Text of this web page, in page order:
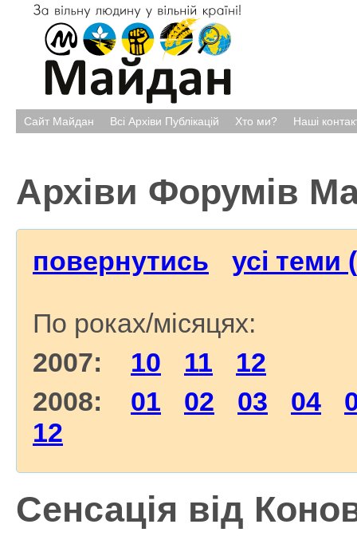
Сайт Майдан Всі Архіви Публікацій Хто ми? Наші
Архіви Форумів
повернутись усі теми
По роках/місяцях:
2007: 10 11
12
2008: 01 02 03 04
12
Сенсація від